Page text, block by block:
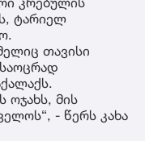
ტარიელ
თავისი
ოჯახს, მის
- წერს კახა